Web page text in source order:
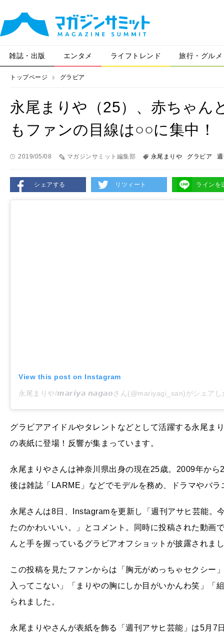
雑誌・出版 エンタメ ライフトレンド 旅行・グルメ
トップページ グラビア
永尾まりや（25）、赤ちゃん
もファンの目線は○○に集中！
2019/05/08 マガジンサミット編集部 永尾まりや グラビア
シェアする リツィート ラインを
View this post on Instagram
永尾まりや/𝙢𝙖𝙧𝙞𝙮𝙖 𝙣𝙖𝙜𝙖𝙤さん(@mariyagi_san)がシェアし
グラビアアイドルやタレントなどとして活躍する永尾ま
の表紙に登場！反響が集まっています。
永尾まりやさんは神奈川県出身の現在25歳。2009年か
後は雑誌「LARME」などでモデルを務め、ドラマやバ
永尾さんは8日、Instagramを更新し「週刊アサヒ芸能。
たのかわいいい。」とコメント。同時に投稿された動画
んと手を握っているグラビアオフショットが披露されま
この投稿を見たファンからは「胸元がめっちゃセクシー
入ってこない」「まりやの胸にしか目がいかんわ笑」「
られました。
永尾まりやさんが表紙を飾る「週刊アサヒ芸能」は5月7